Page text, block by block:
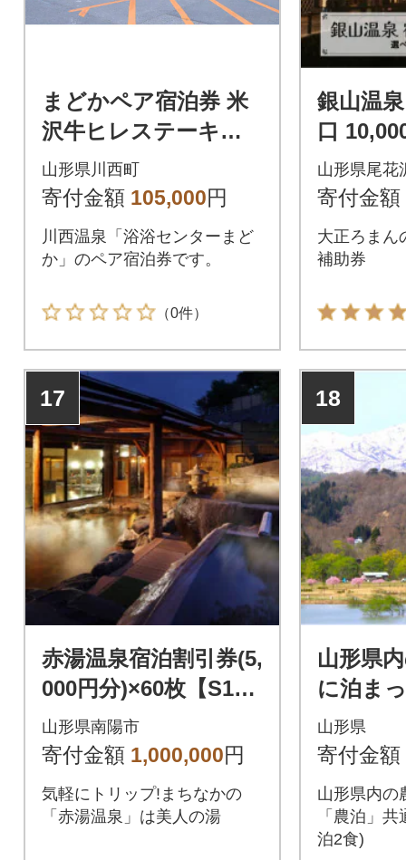
まどかペア宿泊券 米
沢牛ヒレステーキ付(1
部屋2名)
山形県川西町
寄付金額 105,000円
川西温泉「浴浴センターまど
か」のペア宿泊券です。
（0件）
銀山温
口
お宿
山形県尾花
寄付金額
大正ろまん
補助券
17
赤湯温泉宿泊割引券(5,
000円分)×60枚【S117
6】
山形県南陽市
寄付金額 1,000,000円
気軽にトリップ!まちなかの
「赤湯温泉」は美人の湯
18
山形県
に泊ま
楽しむ!
宿泊チ
山形県
寄付金額
山形県内の
「農泊」
泊2食)